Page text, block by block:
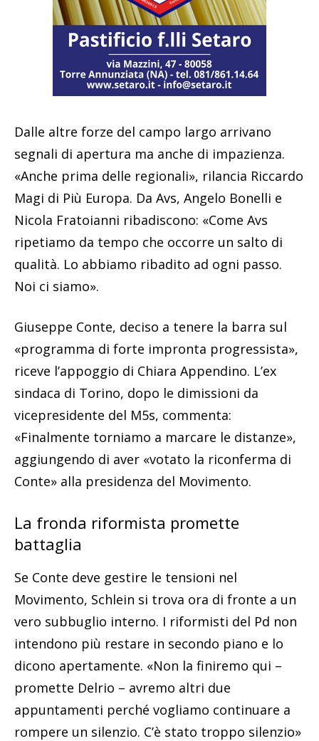
Dalle altre forze del campo largo arrivano
segnali di apertura ma anche di impazienza.
«Anche prima delle regionali», rilancia Riccardo
Magi di Più Europa. Da Avs, Angelo Bonelli e
Nicola Fratoianni ribadiscono: «Come Avs
ripetiamo da tempo che occorre un salto di
qualità. Lo abbiamo ribadito ad ogni passo.
Noi ci siamo».
Giuseppe Conte, deciso a tenere la barra sul
«programma di forte impronta progressista»,
riceve l’appoggio di Chiara Appendino. L’ex
sindaca di Torino, dopo le dimissioni da
vicepresidente del M5s, commenta:
«Finalmente torniamo a marcare le distanze»,
aggiungendo di aver «votato la riconferma di
Conte» alla presidenza del Movimento.
La fronda riformista promette
battaglia
Se Conte deve gestire le tensioni nel
Movimento, Schlein si trova ora di fronte a un
vero subbuglio interno. I riformisti del Pd non
intendono più restare in secondo piano e lo
dicono apertamente. «Non la finiremo qui –
promette Delrio – avremo altri due
appuntamenti perché vogliamo continuare a
rompere un silenzio. C’è stato troppo silenzio»